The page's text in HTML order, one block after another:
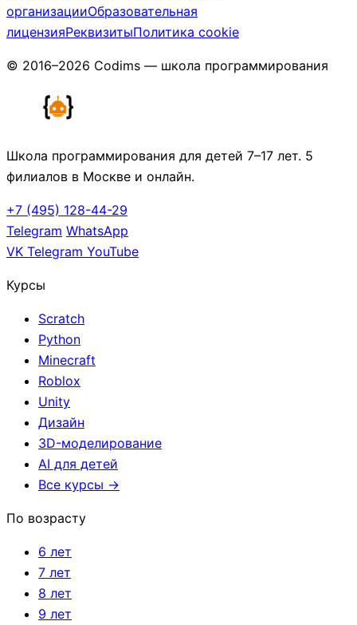
организацииОбразовательная
лицензияРеквизитыПолитика cookie
© 2016–2026 Codims — школа программирования
Школа программирования для детей 7–17 лет. 5
филиалов в Москве и онлайн.
+7 (495) 128-44-29
Telegram WhatsApp
VK Telegram YouTube
Курсы
Scratch
Python
Minecraft
Roblox
Unity
Дизайн
3D-моделирование
AI для детей
Все курсы →
По возрасту
6 лет
7 лет
8 лет
9 лет